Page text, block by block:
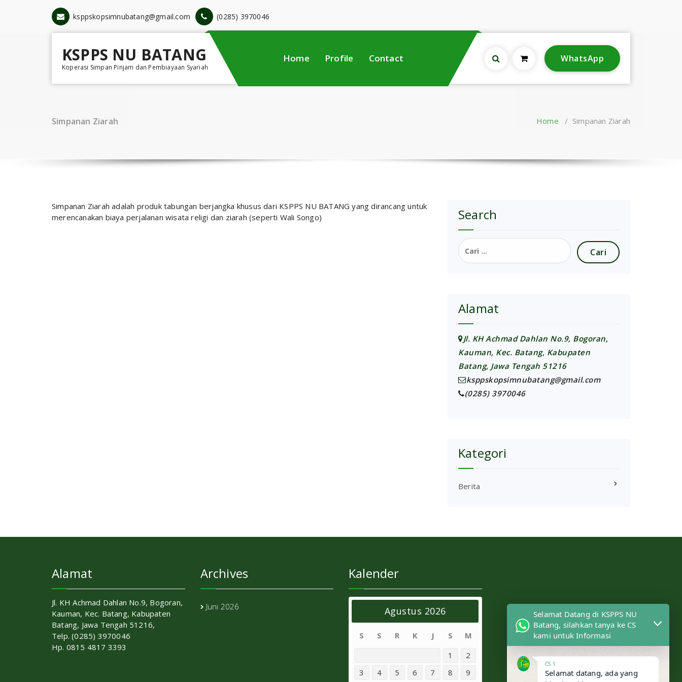
ksppskopsimnubatang@gmail.com (0285) 3970046
KSPPS NU BATANG
Koperasi Simpan Pinjam dan Pembiayaan Syariah
Home Profile Contact WhatsApp
Simpanan Ziarah Home / Simpanan Ziarah
Simpanan Ziarah adalah produk tabungan berjangka khusus dari KSPPS NU BATANG yang dirancang untuk
merencanakan biaya perjalanan wisata religi dan ziarah (seperti Wali Songo)
Search
Cari
untuk:
Alamat
Jl. KH Achmad Dahlan No.9, Bogoran,
Kauman, Kec. Batang, Kabupaten
Batang, Jawa Tengah 51216
ksppskopsimnubatang@gmail.com
(0285) 3970046
Kategori
Berita
Alamat
Jl. KH Achmad Dahlan No.9, Bogoran,
Kauman, Kec. Batang, Kabupaten
Batang, Jawa Tengah 51216,
Telp. (0285) 3970046
Hp. 0815 4817 3393
Archives
Juni 2026
Kalender
Agustus 2026
S S R K J S
M
1
2
3
4 5 6 7 8 9
Selamat Datang di KSPPS NU
Batang, silahkan tanya ke CS
kami untuk Informasi
CS 1
Selamat datang, ada yang